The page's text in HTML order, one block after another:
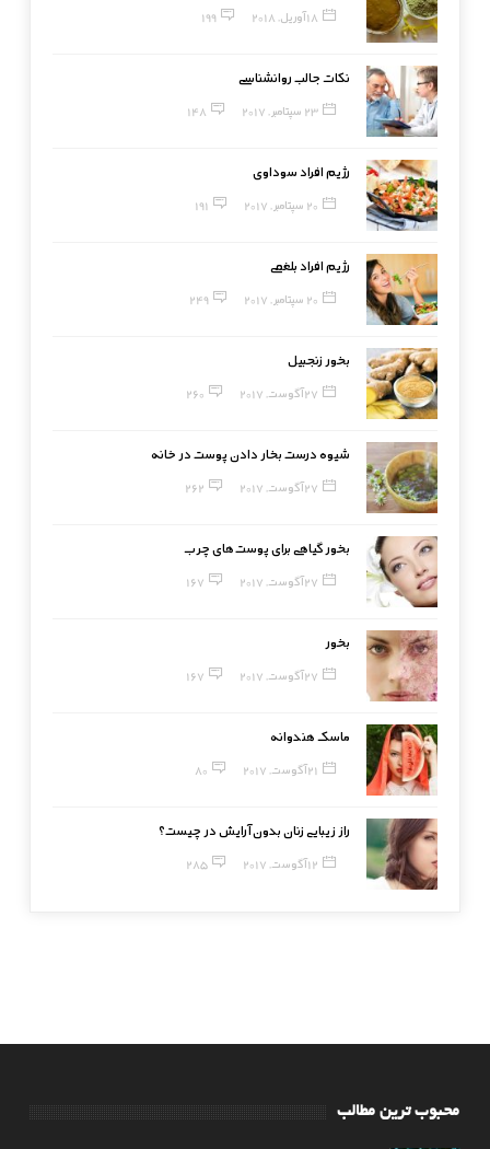
18 آوریل, 2018 199
نکات جالب روانشناسی
23 سپتامبر, 2017 148
رژیم افراد سوداوی
20 سپتامبر, 2017 191
رژیم افراد بلغمی
20 سپتامبر, 2017 249
بخور زنجبیل
27 آگوست, 2017 260
شیوه درست بخار دادن پوست در خانه
27 آگوست, 2017 262
بخور گیاهی برای پوست‌های چرب
27 آگوست, 2017 167
بخور
27 آگوست, 2017 167
ماسک هندوانه
21 آگوست, 2017 80
راز زیبایی زنان بدون آرایش در چیست؟
12 آگوست, 2017 285
محبوب ترین مطالب